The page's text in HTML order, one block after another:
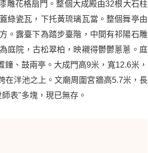
雕花格扇門。整個大成殿由32根大石柱
綠瓷瓦，下托黃琉璃瓦當。整個舞亭由
。露臺下為踏步臺階，中間有祁陽石雕
庭院，古松翠柏，映襯得鬱鬱蔥蔥。庭
、鼓兩亭。大成門高9米，寬12.6米，
在泮池之上。文廟周圍宮牆高5.7米，長
表"多塊，現已無存。